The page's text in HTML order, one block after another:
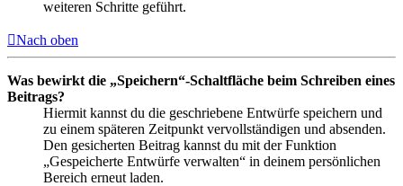
weiteren Schritte geführt.
Nach oben
Was bewirkt die „Speichern“-Schaltfläche beim Schreiben eines
Beitrags?
Hiermit kannst du die geschriebene Entwürfe speichern und
zu einem späteren Zeitpunkt vervollständigen und absenden.
Den gesicherten Beitrag kannst du mit der Funktion
„Gespeicherte Entwürfe verwalten“ in deinem persönlichen
Bereich erneut laden.